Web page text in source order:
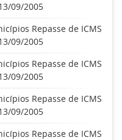
09/2005
Repasse de ICMS
09/2005
Repasse de ICMS
09/2005
Repasse de ICMS
09/2005
Repasse de ICMS